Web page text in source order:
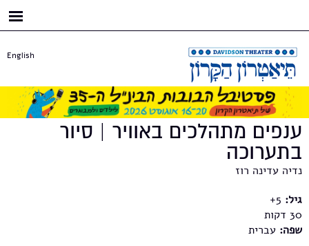
English
ענפים מתהלכים באוויר | סיור
בתערוכה
נדיה עדינה רוז
גיל: 5+
30
שפה: עברית